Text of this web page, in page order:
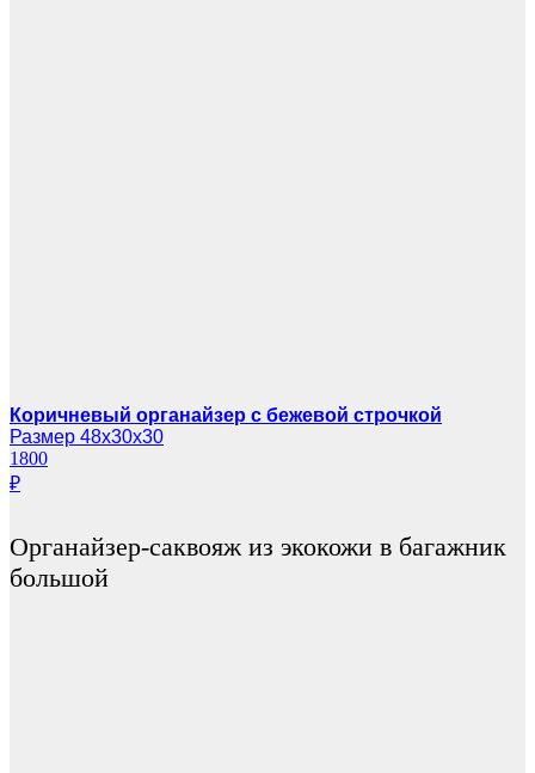
Коричневый органайзер с бежевой строчкой
Размер 48х30х30
1800
₽
Органайзер-саквояж из экокожи в багажник
большой